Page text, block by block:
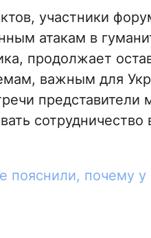
участники
атакам в
продолжает
важным для
представители
сотрудничество
пояснили, почему